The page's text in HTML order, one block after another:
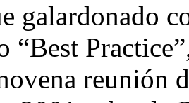
galardonado
“Best
reunión